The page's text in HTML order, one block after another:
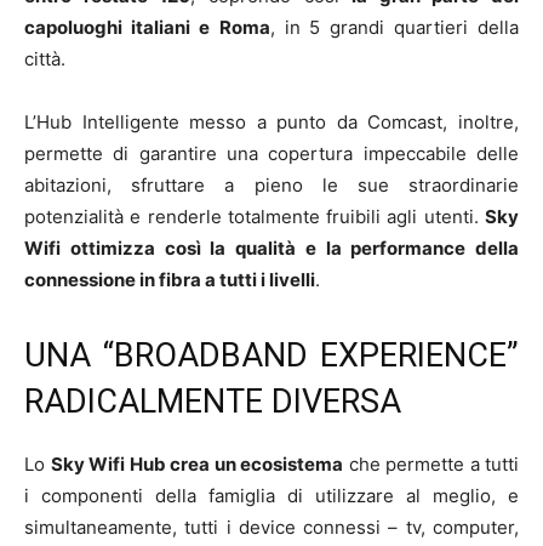
capoluoghi italiani e Roma, in 5 grandi quartieri della
città.
L’Hub Intelligente messo a punto da Comcast, inoltre,
permette di garantire una copertura impeccabile delle
abitazioni, sfruttare a pieno le sue straordinarie
potenzialità e renderle totalmente fruibili agli utenti. Sky
Wifi ottimizza così la qualità e la performance della
connessione in fibra a tutti i livelli.
UNA “BROADBAND EXPERIENCE”
RADICALMENTE DIVERSA
Lo Sky Wifi Hub crea un ecosistema che permette a tutti
i componenti della famiglia di utilizzare al meglio, e
simultaneamente, tutti i device connessi – tv, computer,